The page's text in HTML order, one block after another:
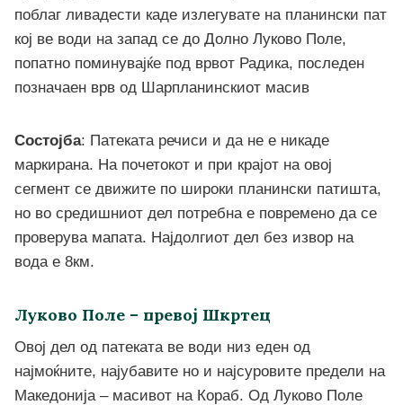
поблаг ливадести каде излегувате на планински пат
кој ве води на запад се до Долно Луково Поле,
попатно поминувајќе под врвот Радика, последен
позначаен врв од Шарпланинскиот масив
Состојба: Патеката речиси и да не е никаде
маркирана. На почетокот и при крајот на овој
сегмент се движите по широки планински патишта,
но во средишниот дел потребна е повремено да се
проверува мапата. Најдолгиот дел без извор на
вода е 8км.
Луково Поле – превој Шкртец
Овој дел од патеката ве води низ еден од
најмоќните, најубавите но и најсуровите предели на
Македонија – масивот на Кораб. Од Луково Поле